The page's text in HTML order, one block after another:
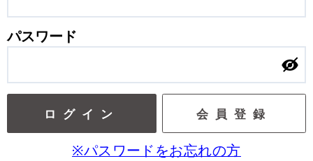
パスワード
ログイン 会員登録
※パスワードをお忘れの方